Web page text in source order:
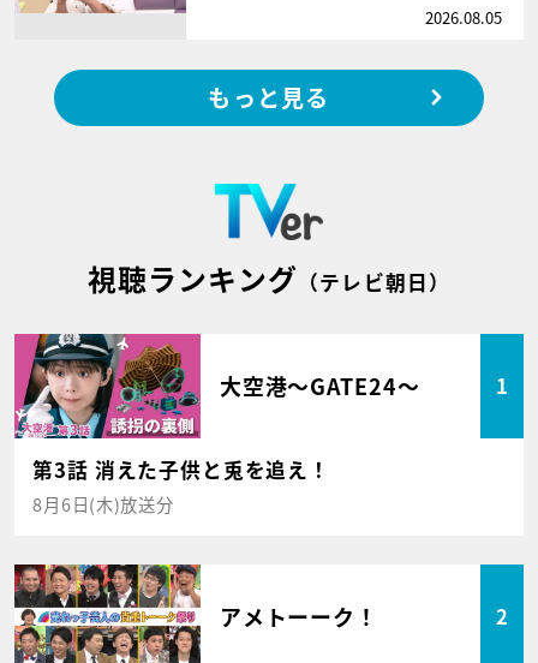
2026.08.05
もっと見る
視聴ランキング （テレビ朝日）
大空港～GATE24～ 1
第3話 消えた子供と兎を追え！
8月6日(木)放送分
アメトーーク！ 2